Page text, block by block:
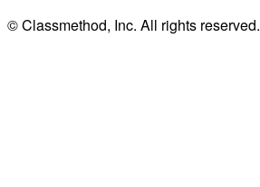
© Classmethod, Inc. All rights reserved.